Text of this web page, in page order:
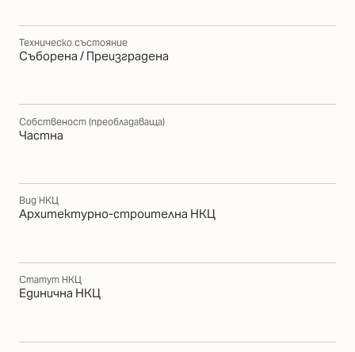
Техническо състояние
Съборена / Преизградена
Собственост (преобладаваща)
Частна
Вид НКЦ
Архитектурно-строителна НКЦ
Статут НКЦ
Единична НКЦ